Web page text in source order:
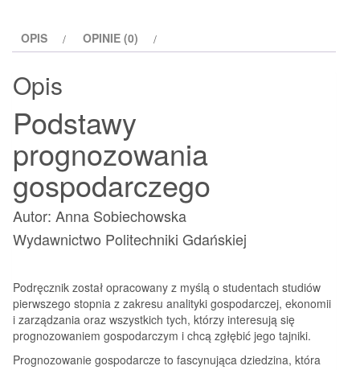
OPIS OPINIE (0)
Opis
Podstawy
prognozowania
gospodarczego
Autor: Anna Sobiechowska
Wydawnictwo Politechniki Gdańskiej
Podręcznik został opracowany z myślą o studentach studiów
pierwszego stopnia z zakresu analityki gospodarczej, ekonomii
i zarządzania oraz wszystkich tych, którzy interesują się
prognozowaniem gospodarczym i chcą zgłębić jego tajniki.
Prognozowanie gospodarcze to fascynująca dziedzina, która